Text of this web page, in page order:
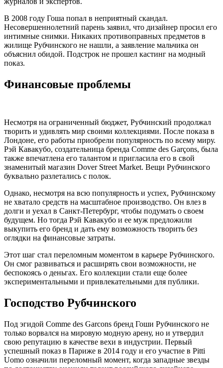
В 2008 году Гоша попал в неприятный скандал.
Несовершеннолетний парень заявил, что дизайнер просил его
интимные снимки. Никаких противоправных предметов в
жилище Рубчинского не нашли, а заявление мальчика он
объяснил обидой. Подстрок не прошел кастинг на модный
показ.
Финансовые проблемы
Несмотря на ограниченный бюджет, Рубчинский продолжал
творить и удивлять мир своими коллекциями. После показа в
Лондоне, его работы приобрели популярность по всему миру.
Рэй Кавакубо, создательница бренда Comme des Garçons, была
также впечатлена его талантом и пригласила его в свой
знаменитый магазин Dover Street Market. Вещи Рубчинского
буквально разлетались с полок.
Однако, несмотря на всю популярность и успех, Рубчинскому
не хватало средств на масштабное производство. Он влез в
долги и уехал в Санкт-Петербург, чтобы подумать о своем
будущем. Но тогда Рэй Кавакубо и ее муж предложили
выкупить его бренд и дать ему возможность творить без
оглядки на финансовые затраты.
Этот шаг стал переломным моментом в карьере Рубчинского.
Он смог развиваться и расширять свои возможности, не
беспокоясь о деньгах. Его коллекции стали еще более
экспериментальными и привлекательными для публики.
Господство Рубчинского
Под эгидой Comme des Garcons бренд Гоши Рубчинского не
только ворвался на мировую модную арену, но и утвердил
свою репутацию в качестве вехи в индустрии. Первый
успешный показ в Париже в 2014 году и его участие в Pitti
Uomo означили переломный момент, когда западные звезды